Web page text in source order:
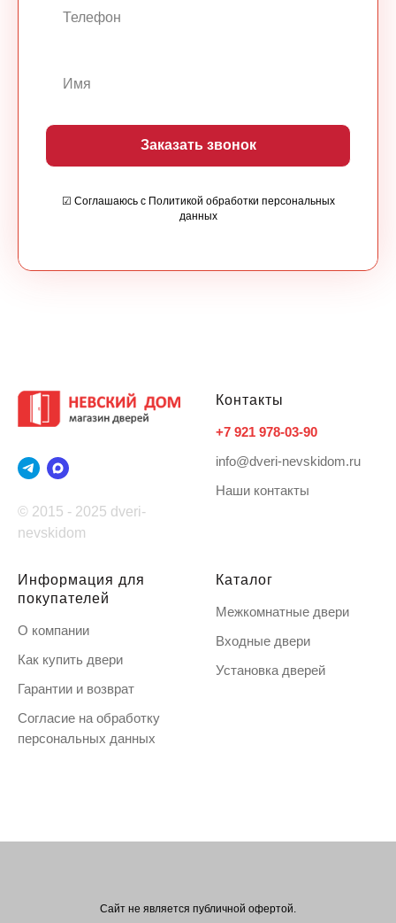
Заказать звонок
☑ Соглашаюсь с Политикой обработки персональных
данных
© 2015 - 2025 dveri-
nevskidom
Контакты
+7 921 978-03-90
info@dveri-nevskidom.ru
Наши контакты
Информация для
покупателей
О компании
Как купить двери
Гарантии и возврат
Согласие на обработку
персональных данных
Каталог
Межкомнатные двери
Входные двери
Установка дверей
Сайт не является публичной офертой.